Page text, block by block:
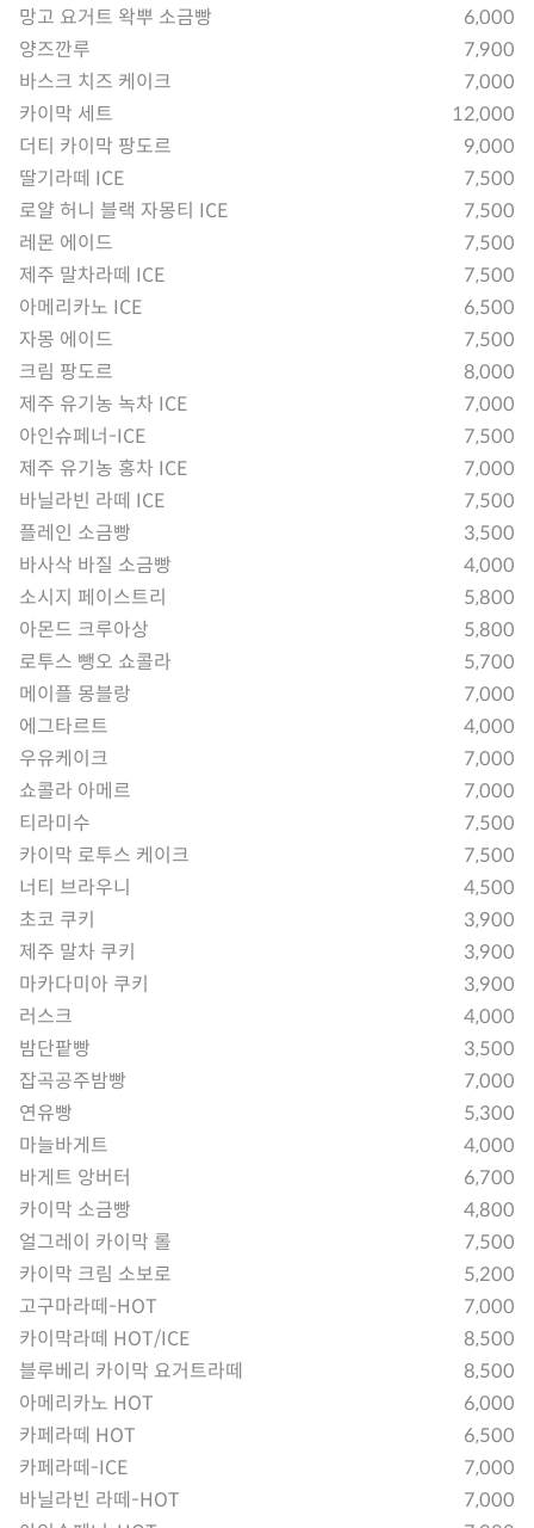
망고 요거트 왁뿌 소금빵
6,000
양즈깐루
7,900
바스크 치즈 케이크
7,000
카이막 세트
12,000
더티 카이막 팡도르
9,000
딸기라떼 ICE
7,500
로얄 허니 블랙 자몽티 ICE
7,500
레몬 에이드
7,500
제주 말차라떼 ICE
7,500
아메리카노 ICE
6,500
자몽 에이드
7,500
크림 팡도르
8,000
제주 유기농 녹차 ICE
7,000
아인슈페너-ICE
7,500
제주 유기농 홍차 ICE
7,000
바닐라빈 라떼 ICE
7,500
플레인 소금빵
3,500
바사삭 바질 소금빵
4,000
소시지 페이스트리
5,800
아몬드 크루아상
5,800
로투스 뺑오 쇼콜라
5,700
메이플 몽블랑
7,000
에그타르트
4,000
우유케이크
7,000
쇼콜라 아메르
7,000
티라미수
7,500
카이막 로투스 케이크
7,500
너티 브라우니
4,500
초코 쿠키
3,900
제주 말차 쿠키
3,900
마카다미아 쿠키
3,900
러스크
4,000
밤단팥빵
3,500
잡곡공주밤빵
7,000
연유빵
5,300
마늘바게트
4,000
바게트 앙버터
6,700
카이막 소금빵
4,800
얼그레이 카이막 롤
7,500
카이막 크림 소보로
5,200
고구마라떼-HOT
7,000
카이막라떼 HOT/ICE
8,500
블루베리 카이막 요거트라떼
8,500
아메리카노 HOT
6,000
카페라떼 HOT
6,500
카페라떼-ICE
7,000
바닐라빈 라떼-HOT
7,000